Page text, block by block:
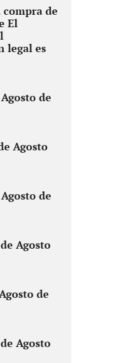
de
El
legal es
de
Agosto
de
Agosto
de
Agosto